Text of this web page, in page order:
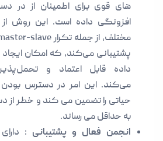
های قوی برای اطمینان از در
افزونگی داده است. این روش
پشتیبانی می‌کند، که امکان
داده قابل اعتماد و
می‌کند. این امر در دسترس
حیاتی را تضمین می کند و خطر از
به حداقل می رساند.
انجمن فعال و پشتیبانی :